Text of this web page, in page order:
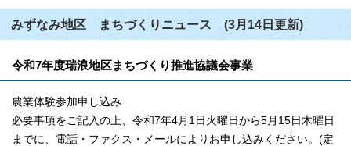
みずなみ地区 まちづくりニュース (3月14日更新)
令和7年度瑞浪地区まちづくり推進協議会事業
農業体験参加申し込み
必要事項をご記入の上、令和7年4月1日火曜日から5月15日木曜日
までに、電話・ファクス・メールによりお申し込みください。(定